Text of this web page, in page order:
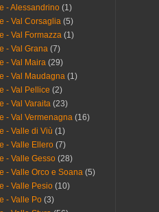
- Alessandrino (1)
- Val Corsaglia (5)
- Val Formazza (1)
- Val Grana (7)
- Val Maira (29)
- Val Maudagna (1)
- Val Pellice (2)
- Val Varaita (23)
- Val Vermenagna (16)
- Valle di Viù (1)
- Valle Ellero (7)
- Valle Gesso (28)
- Valle Orco e Soana (5)
- Valle Pesio (10)
- Valle Po (3)